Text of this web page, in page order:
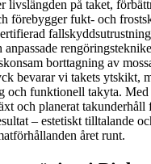
livslängden på taket,
förebygger fukt- och
borttagning av
bevarar vi takets ytskikt,
och funktionell takyta.
och planerat takunderhåll
– estetiskt tilltalande
året runt.